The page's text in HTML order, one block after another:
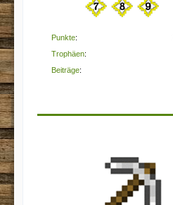
Punkte
Trophäen
Beiträge